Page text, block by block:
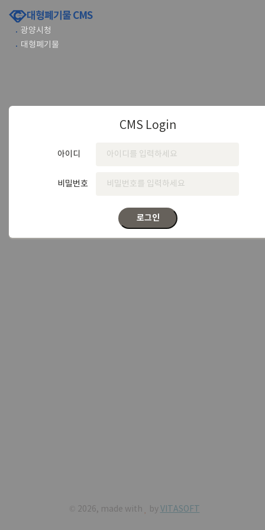
대형폐기물 CMS
광양시청
대형폐기물
CMS Login
아이디
비밀번호
로그인
2026, made with byVITASOFT